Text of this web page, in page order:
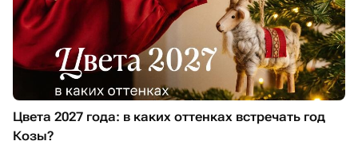
Цвета 2027 года: в каких оттенках встречать год
Козы?